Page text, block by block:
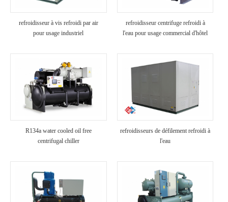
refroidisseur à vis refroidi par air
pour usage industriel
refroidisseur centrifuge refroidi à
l'eau pour usage commercial d'hôtel
R134a water cooled oil free
centrifugal chiller
refroidisseurs de défilement refroidi à
l'eau